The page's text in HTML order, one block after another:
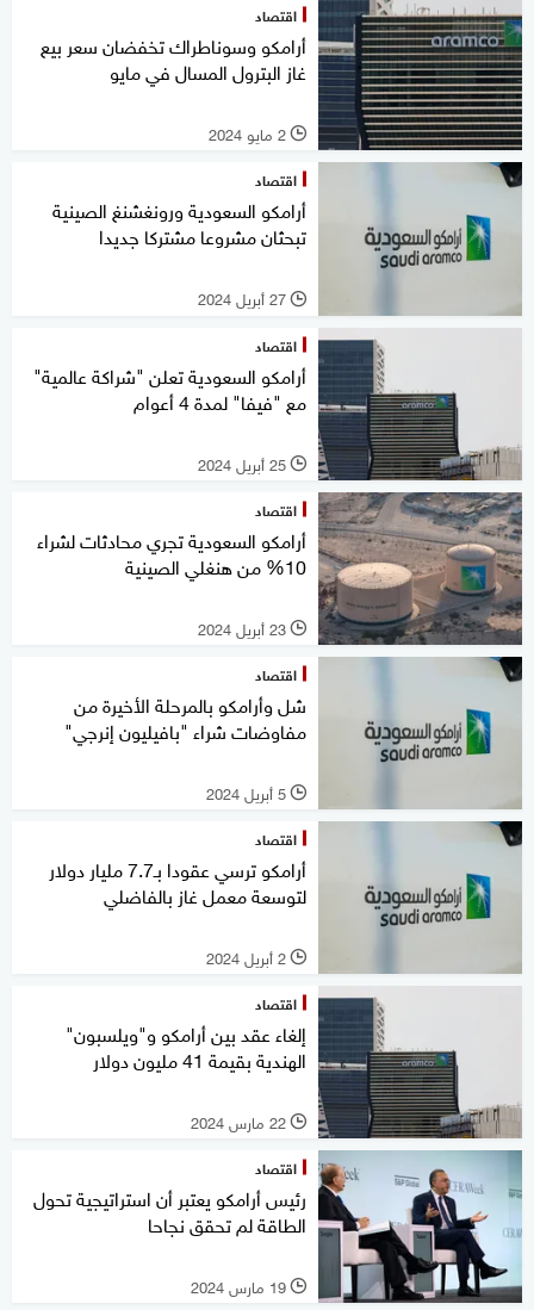
اقتصاد
أرامكو وسوناطراك تخفضان سعر بيع
غاز البترول المسال في مايو
l 2 مايو 2024
اقتصاد
أرامكو السعودية ورونغشنغ الصينية
تبحثان مشروعا مشتركا جديدا
l 27 أبريل 2024
اقتصاد
أرامكو السعودية تعلن "شراكة عالمية"
مع "فيفا" لمدة 4 أعوام
l 25 أبريل 2024
اقتصاد
أرامكو السعودية تجري محادثات لشراء
10% من هنغلي الصينية
l 23 أبريل 2024
اقتصاد
شل وأرامكو بالمرحلة الأخيرة من
مفاوضات شراء "بافيليون إنرجي"
l 5 أبريل 2024
اقتصاد
أرامكو ترسي عقودا بـ7.7 مليار دولار
لتوسعة معمل غاز بالفاضلي
l 2 أبريل 2024
اقتصاد
إلغاء عقد بين أرامكو و"ويلسبون"
الهندية بقيمة 41 مليون دولار
l 22 مارس 2024
اقتصاد
رئيس أرامكو يعتبر أن استراتيجية تحول
الطاقة لم تحقق نجاحا
l 19 مارس 2024